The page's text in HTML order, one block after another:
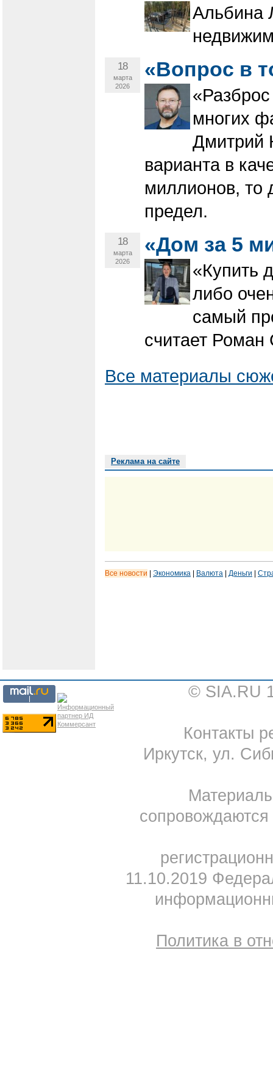
Альбина
18
марта
2026
«Вопрос в
многих
Дмитрий
варианта в
миллионов, то
предел.
18
марта
2026
«Дом за 5
«Купить
либо
самый
считает
Все материалы
Реклама на сайте
Все новости Экономика Валюта Деньги
© SIA.RU
Контакты
Иркутск, ул.
11.10.2019
Политика в